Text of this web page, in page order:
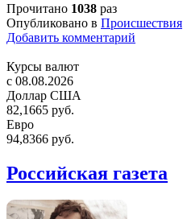
Прочитано 1038 раз
Опубликовано в Происшествия
Добавить комментарий
Курсы валют
c 08.08.2026
Доллар США
82,1665 руб.
Евро
94,8366 руб.
Российская газета